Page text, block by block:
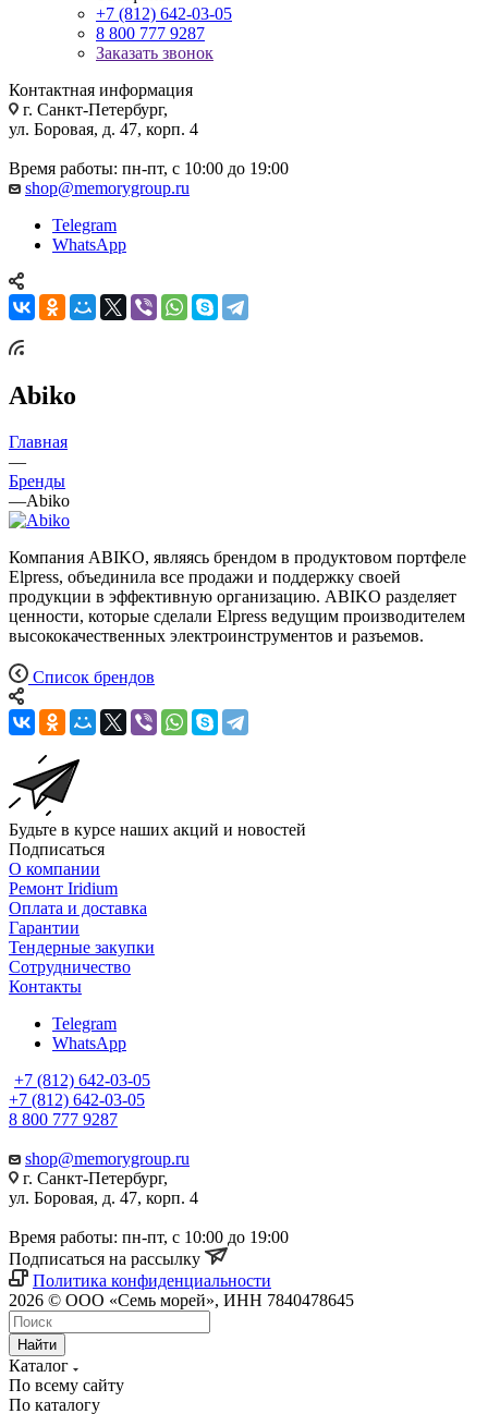
+7 (812) 642-03-05
8 800 777 9287
Заказать звонок
Контактная информация
г. Санкт-Петербург,
ул. Боровая, д. 47, корп. 4
Время работы: пн-пт, с 10:00 до 19:00
shop@memorygroup.ru
Telegram
WhatsApp
Abiko
Главная
—
Бренды
—Abiko
Компания ABIKO, являясь брендом в продуктовом портфеле
Elpress, объединила все продажи и поддержку своей
продукции в эффективную организацию. ABIKO разделяет
ценности, которые сделали Elpress ведущим производителем
высококачественных электроинструментов и разъемов.
Список брендов
Будьте в курсе наших акций и новостей
Подписаться
О компании
Ремонт Iridium
Оплата и доставка
Гарантии
Тендерные закупки
Сотрудничество
Контакты
Telegram
WhatsApp
+7 (812) 642-03-05
+7 (812) 642-03-05
8 800 777 9287
shop@memorygroup.ru
г. Санкт-Петербург,
ул. Боровая, д. 47, корп. 4
Время работы: пн-пт, с 10:00 до 19:00
Подписаться на рассылку
Политика конфиденциальности
2026 © ООО «Семь морей», ИНН 7840478645
Найти
Каталог
По всему сайту
По каталогу